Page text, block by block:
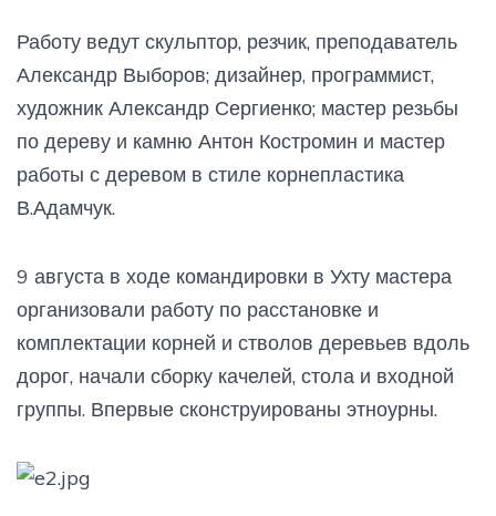
Работу ведут скульптор, резчик, преподаватель
Александр Выборов; дизайнер, программист,
художник Александр Сергиенко; мастер резьбы
по дереву и камню Антон Костромин и мастер
работы с деревом в стиле корнепластика
В.Адамчук.
9 августа в ходе командировки в Ухту мастера
организовали работу по расстановке и
комплектации корней и стволов деревьев вдоль
дорог, начали сборку качелей, стола и входной
группы. Впервые сконструированы этноурны.